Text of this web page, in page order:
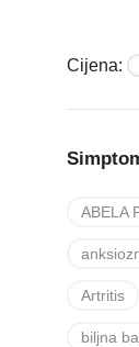
Cijena:
ABELA
Artritis
biljna